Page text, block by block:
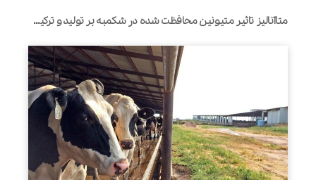
متاآنالیز تاثیر متیونین محافظت شده در شکمبه بر تولید و ترکیب شیر گاوهای شیری